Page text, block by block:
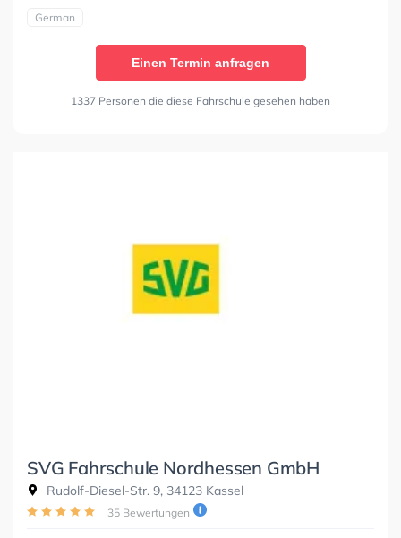
German
Einen Termin anfragen
1337 Personen die diese Fahrschule gesehen haben
SVG Fahrschule Nordhessen GmbH
Rudolf-Diesel-Str. 9, 34123 Kassel
35 Bewertungen